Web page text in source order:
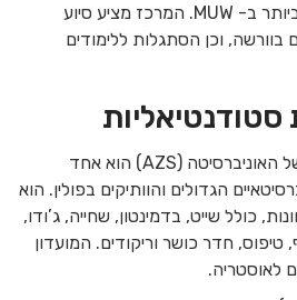
להשתלב בצורה הטובה ביותר ב- MUW. המרכז מציע סיוע
וכן הסתגלות ללימודים
סטודנטיאליות
איגוד הספורט האקדמי של האוניברסיטה (AZS) הוא אחד
הגדולים והוותיקים בפולין. הוא
כולל שייט, בדמינטון, שחייה, ג’ודו,
חדר כושר וריקודים. המועדון
לאוסטריה.